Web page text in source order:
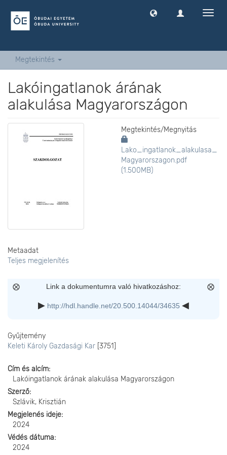
Megtekintés
Lakóingatlanok árának
alakulása Magyarországon
Megtekintés/Megnyitás
Lako_ingatlanok_alakulasa_
Magyarorszagon.pdf
(1.500MB)
Metaadat
Teljes megjelenítés
Link a dokumentumra való hivatkozáshoz:
http://hdl.handle.net/20.500.14044/34635
Gyűjtemény
Keleti Károly Gazdasági Kar [3751]
Cím és alcím
Lakóingatlanok árának alakulása Magyarországon
Szerző
Szlávik, Krisztián
Megjelenés ideje
2024
Védés dátuma
2024